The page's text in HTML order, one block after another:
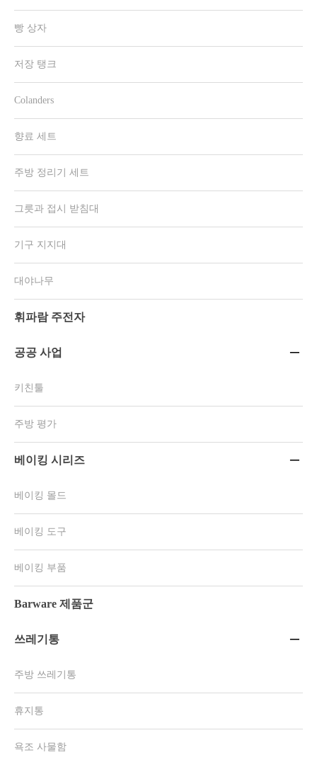
빵 상자
저장 탱크
Colanders
향료 세트
주방 정리기 세트
그릇과 접시 받침대
기구 지지대
대야나무
휘파람 주전자
공공 사업 
키친툴
주방 평가
베이킹 시리즈 
베이킹 몰드
베이킹 도구
베이킹 부품
Barware 제품군
쓰레기통 
주방 쓰레기통
휴지통
욕조 사물함